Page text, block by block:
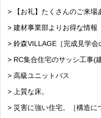
> 【お礼】たくさんのご来場
> 建材事業部よりお得な情報
> 鈴森VILLAGE［完成見学会
> RC集合住宅のサッシ工事(
> 高級ユニットバス
> 上質な床。
> 災害に強い住宅。［構造に